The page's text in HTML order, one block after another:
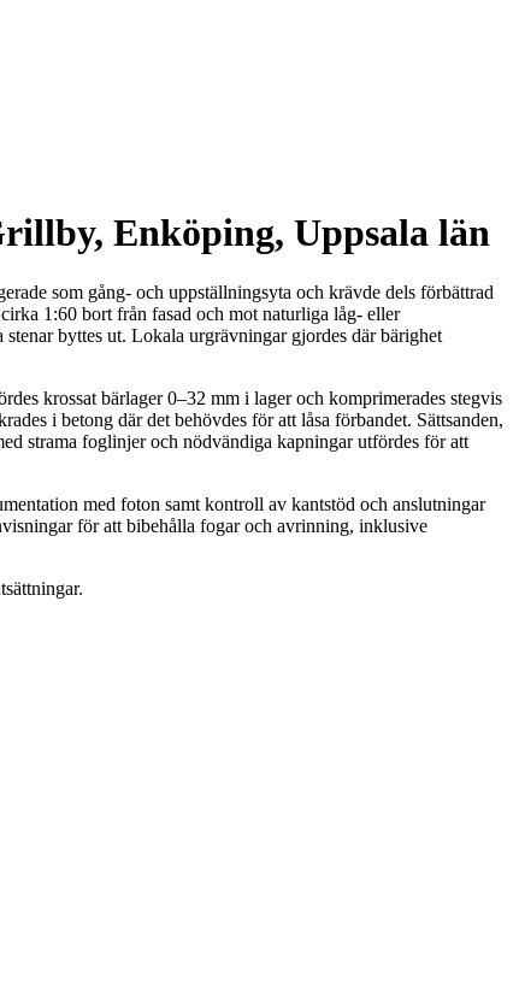
Enköping, Uppsala län
som gång- och uppställningsyta och krävde dels förbättrad
1:60 bort från fasad och mot naturliga låg- eller
byttes ut. Lokala urgrävningar gjordes där bärighet
krossat bärlager 0–32 mm i lager och komprimerades stegvis
i betong där det behövdes för att låsa förbandet. Sättsanden,
strama foglinjer och nödvändiga kapningar utfördes för att
med foton samt kontroll av kantstöd och anslutningar
för att bibehålla fogar och avrinning, inklusive